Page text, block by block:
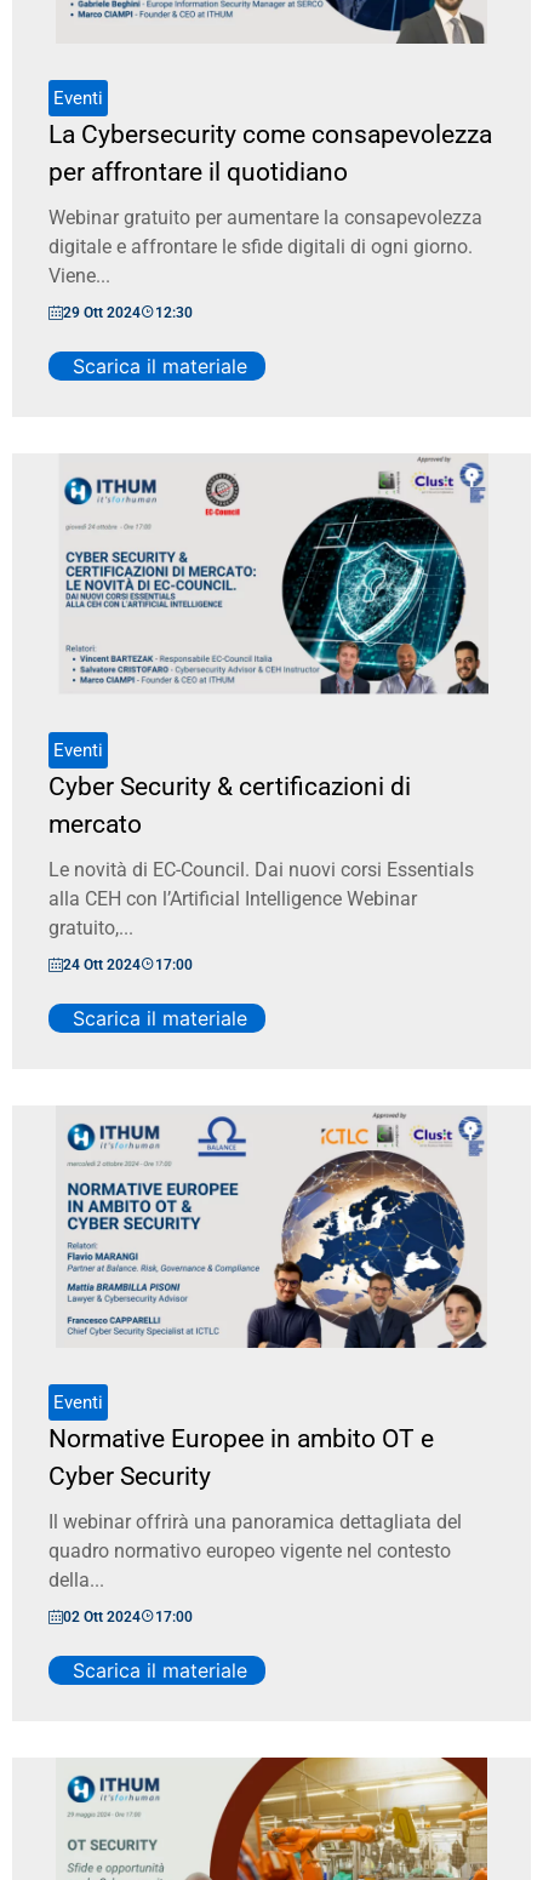
Eventi
La Cybersecurity come consapevolezza
per affrontare il quotidiano
Webinar gratuito per aumentare la consapevolezza
digitale e affrontare le sfide digitali di ogni giorno.
Viene...
29 Ott 2024 12:30
Scarica il materiale
Eventi
Cyber Security & certificazioni di
mercato
Le novità di EC-Council. Dai nuovi corsi Essentials
alla CEH con l’Artificial Intelligence Webinar
gratuito,...
24 Ott 2024 17:00
Scarica il materiale
Eventi
Normative Europee in ambito OT e
Cyber Security
Il webinar offrirà una panoramica dettagliata del
quadro normativo europeo vigente nel contesto
della...
02 Ott 2024 17:00
Scarica il materiale